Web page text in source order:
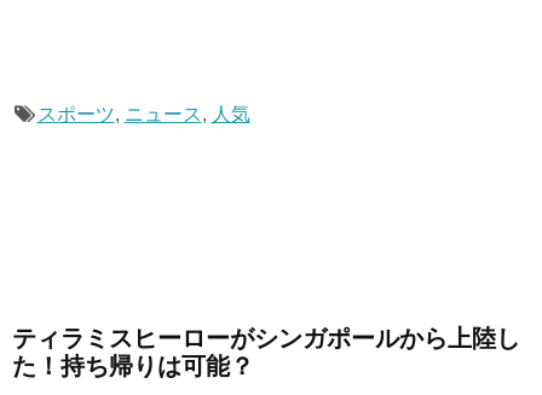
スポーツ, ニュース, 人気
ティラミスヒーローがシンガポールから上陸し
た！持ち帰りは可能？